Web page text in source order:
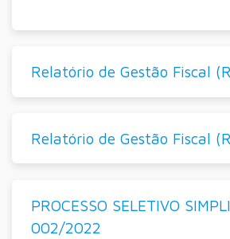
Relatório de Gestão Fiscal
Relatório de Gestão Fiscal
PROCESSO SELETIVO
002/2022